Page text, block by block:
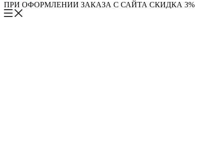
ПРИ ОФОРМЛЕНИИ ЗАКАЗА С САЙТА СКИДКА 3%